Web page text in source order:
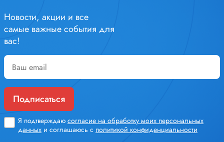
Новости, акции и все
самые важные события для
вас!
Подписаться
Я подтверждаю согласие на обработку моих персональных
данных и соглашаюсь с политикой конфиденциальности